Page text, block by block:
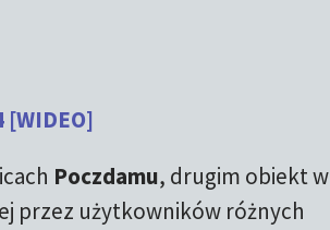
Poczdamu, drugim obiekt w
przez użytkowników różnych